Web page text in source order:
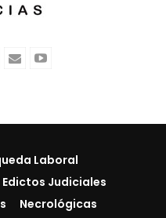
Laboral
Edictos Judiciales
Necrológicas